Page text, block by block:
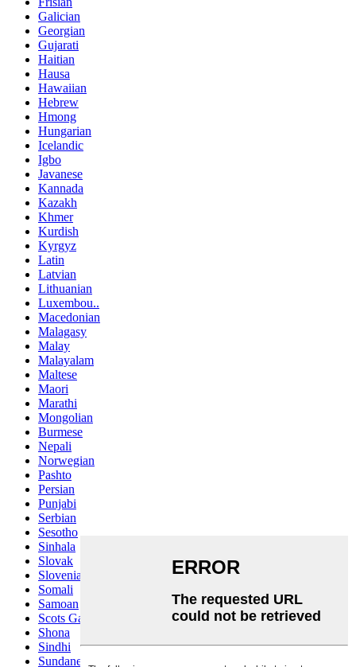
Galician
Georgian
Gujarati
Haitian
Hausa
Hawaiian
Hebrew
Hmong
Hungarian
Icelandic
Igbo
Javanese
Kannada
Kazakh
Khmer
Kurdish
Kyrgyz
Latin
Latvian
Lithuanian
Luxembou..
Macedonian
Malagasy
Malay
Malayalam
Maltese
Maori
Marathi
Mongolian
Burmese
Nepali
Norwegian
Pashto
Persian
Punjabi
Serbian
Sesotho
Sinhala
Slovak
Slovenian
Somali
Samoan
Scots Gaelic
Shona
Sindhi
Sundanese